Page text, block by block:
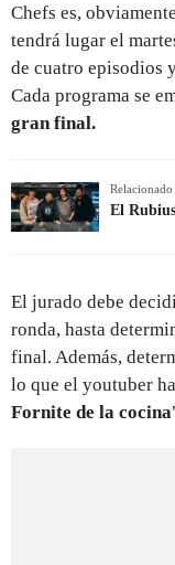
Chefs es,
tendrá lugar el
de cuatro episodios
Cada programa se
gran final.
Relacionado
El
El jurado debe
ronda, hasta
final. Además,
lo que el youtuber
Fornite de la cocina